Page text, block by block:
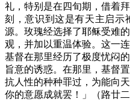
礼，特别是在四旬期，借着
刻，意识到这是有天主启示
源。玫瑰经选择了耶稣受难
观，并加以重温体验。这一
基督在那里经历了极度忧闷
旨意的诱惑。在那里，基督
抗人性的种种罪过，为能向
你的意愿成就罢！」（路廿二